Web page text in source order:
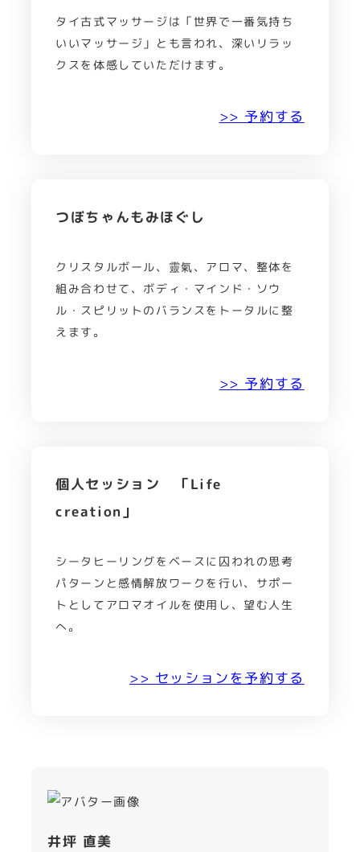
タイ古式マッサージは「世界で一番気持ち
いいマッサージ」とも言われ、深いリラッ
クスを体感していただけます。
>> 予約する
つぼちゃんもみほぐし
クリスタルボール、靈氣、アロマ、整体を
組み合わせて、ボディ・マインド・ソウ
ル・スピリットのバランスをトータルに整
えます。
>> 予約する
個人セッション 「Life
creation」
シータヒーリングをベースに囚われの思考
パターンと感情解放ワークを行い、サポー
トとしてアロマオイルを使用し、望む人生
へ。
>> セッションを予約する
井坪 直美